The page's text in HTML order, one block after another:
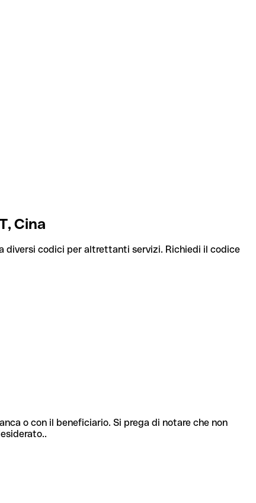
Cina
diversi codici per altrettanti servizi. Richiedi il codice
o con il beneficiario. Si prega di notare che non